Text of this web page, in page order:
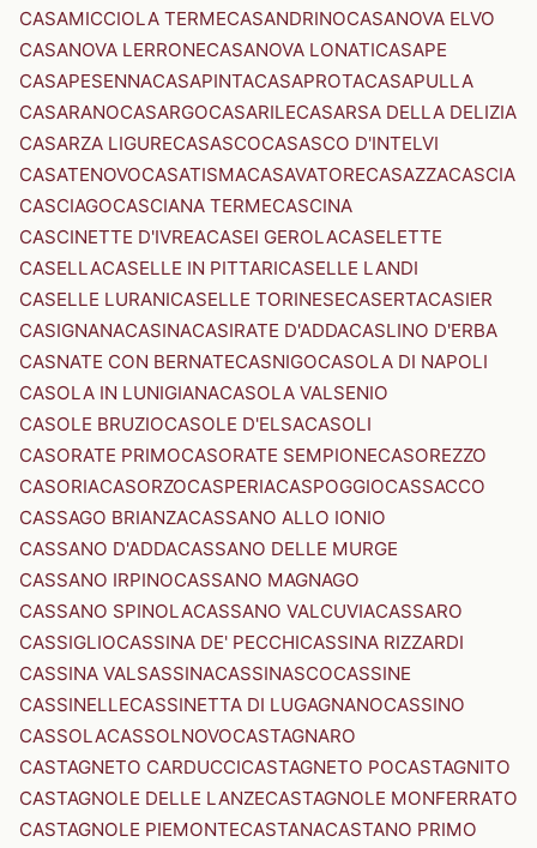
CASAMICCIOLA TERMECASANDRINOCASANOVA ELVO
CASANOVA LERRONECASANOVA LONATICASAPE
CASAPESENNACASAPINTACASAPROTACASAPULLA
CASARANOCASARGOCASARILECASARSA DELLA DELIZIA
CASARZA LIGURECASASCOCASASCO D'INTELVI
CASATENOVOCASATISMACASAVATORECASAZZACASCIA
CASCIAGOCASCIANA TERMECASCINA
CASCINETTE D'IVREACASEI GEROLACASELETTE
CASELLACASELLE IN PITTARICASELLE LANDI
CASELLE LURANICASELLE TORINESECASERTACASIER
CASIGNANACASINACASIRATE D'ADDACASLINO D'ERBA
CASNATE CON BERNATECASNIGOCASOLA DI NAPOLI
CASOLA IN LUNIGIANACASOLA VALSENIO
CASOLE BRUZIOCASOLE D'ELSACASOLI
CASORATE PRIMOCASORATE SEMPIONECASOREZZO
CASORIACASORZOCASPERIACASPOGGIOCASSACCO
CASSAGO BRIANZACASSANO ALLO IONIO
CASSANO D'ADDACASSANO DELLE MURGE
CASSANO IRPINOCASSANO MAGNAGO
CASSANO SPINOLACASSANO VALCUVIACASSARO
CASSIGLIOCASSINA DE' PECCHICASSINA RIZZARDI
CASSINA VALSASSINACASSINASCOCASSINE
CASSINELLECASSINETTA DI LUGAGNANOCASSINO
CASSOLACASSOLNOVOCASTAGNARO
CASTAGNETO CARDUCCICASTAGNETO POCASTAGNITO
CASTAGNOLE DELLE LANZECASTAGNOLE MONFERRATO
CASTAGNOLE PIEMONTECASTANACASTANO PRIMO